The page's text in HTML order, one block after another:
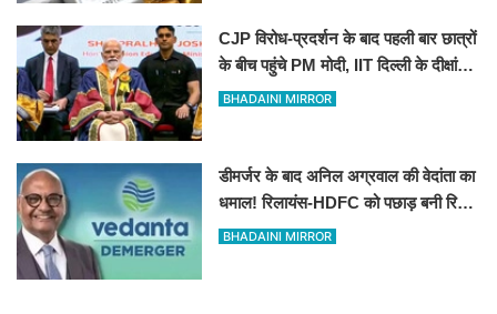
CJP विरोध-प्रदर्शन के बाद पहली बार छात्रों
के बीच पहुंचे PM मोदी, IIT दिल्ली के दीक्षांत
समारोह में दिया सफलता का ‘गुरुमंत्र’
BHADAINI MIRROR
डीमर्जर के बाद अनिल अग्रवाल की वेदांता का
धमाल! रिलायंस-HDFC को पछाड़ बनी रिटेल
निवेशकों की पहली पसंद
BHADAINI MIRROR